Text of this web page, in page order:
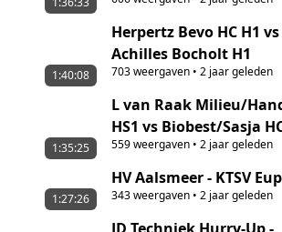
Herpertz Bevo HC H1
Achilles Bocholt H1
703weergaven• 2 jaar geleden
1:40:08
L van Raak Milieu/
HS1 vs Biobest/Sasja
559weergaven• 2 jaar geleden
1:35:25
HV Aalsmeer - KTSV
343weergaven• 2 jaar geleden
1:27:26